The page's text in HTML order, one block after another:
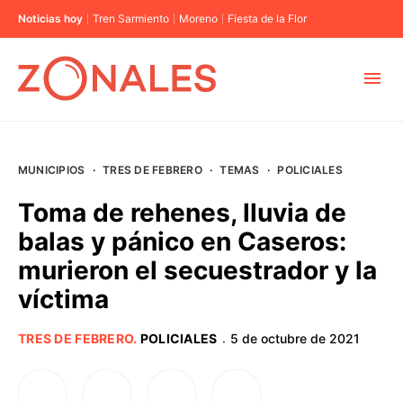
Noticias hoy Tren Sarmiento Moreno Fiesta de la Flor
BUENOS AIRES
PROVINCIAS
MUNICIPIOS · TRES DE FEBRERO · TEMAS · POLICIALES
Toma de rehenes, lluvia de
balas y pánico en Caseros:
murieron el secuestrador y la
víctima
TRES DE FEBRERO. POLICIALES · 5 de octubre de 2021